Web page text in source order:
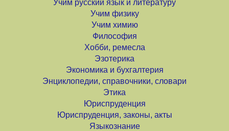
Учим русский язык и литературу
Учим физику
Учим химию
Философия
Хобби, ремесла
Эзотерика
Экономика и бухгалтерия
Энциклопедии, справочники, словари
Этика
Юриспруденция
Юриспруденция, законы, акты
Языкознание